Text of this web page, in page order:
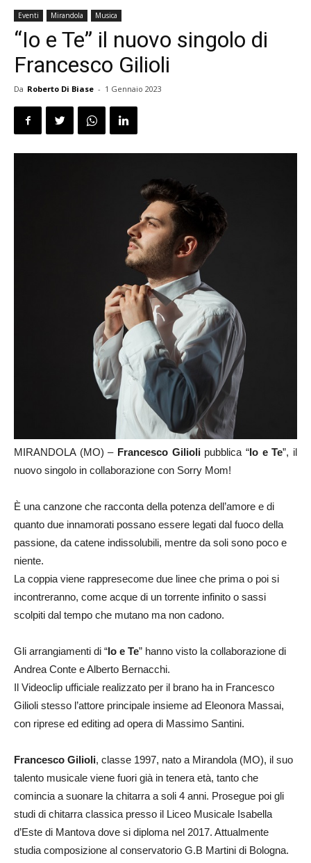
Eventi Mirandola Musica
“Io e Te” il nuovo singolo di
Francesco Gilioli
Da Roberto Di Biase - 1 Gennaio 2023
MIRANDOLA (MO) – Francesco Giliolipubblica “Io e Te”, il
nuovo singolo in collaborazione con Sorry Mom!
È una canzone che racconta della potenza dell’amore e di
quanto due innamorati possano essere legati dal fuoco della
passione, da catene indissolubili, mentre da soli sono poco e
niente.
La coppia viene rappresecome due linee che prima o poi si
incontreranno, come acque di un torrente infinito o sassi
scolpiti dal tempo che mutano ma non cadono.
Gli arrangiamenti di “Io e Te” hanno visto la collaborazione di
Andrea Conte e Alberto Bernacchi.
Il Videoclip ufficiale realizzato per il brano ha in Francesco
Gilioli stesso l’attore principale insieme ad Eleonora Massai,
con riprese ed editing ad opera di Massimo Santini.
Francesco Gilioli, classe 1997, nato a Mirandola (MO), il suo
talento musicale viene fuori già in tenera età, tanto che
comincia a suonare la chitarra a soli 4 anni. Prosegue poi gli
studi di chitarra classica presso il Liceo Musicale Isabella
d’Este di Mantova dove si diploma nel 2017. Attualmente
studia composizione al conservatorio G.B Martini di Bologna.